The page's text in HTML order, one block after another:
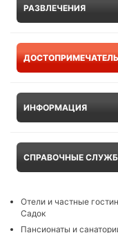
РАЗВЛЕЧЕНИЯ
ИНФОРМАЦИЯ
СПРАВОЧНЫЕ
Отели и частные
Садок
Пансионаты и